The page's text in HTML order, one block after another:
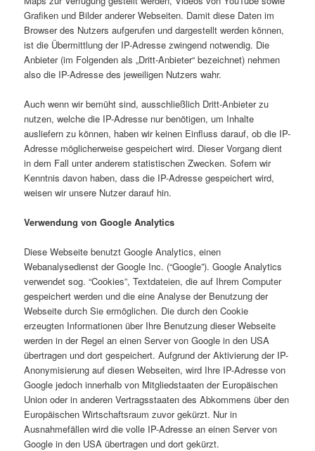
Grafiken und Bilder anderer Webseiten. Damit diese Daten im
Browser des Nutzers aufgerufen und dargestellt werden können,
ist die Übermittlung der IP-Adresse zwingend notwendig. Die
Anbieter (im Folgenden als „Dritt-Anbieter“ bezeichnet) nehmen
also die IP-Adresse des jeweiligen Nutzers wahr.
Auch wenn wir bemüht sind, ausschließlich Dritt-Anbieter zu
nutzen, welche die IP-Adresse nur benötigen, um Inhalte
ausliefern zu können, haben wir keinen Einfluss darauf, ob die IP-
Adresse möglicherweise gespeichert wird. Dieser Vorgang dient
in dem Fall unter anderem statistischen Zwecken. Sofern wir
Kenntnis davon haben, dass die IP-Adresse gespeichert wird,
weisen wir unsere Nutzer darauf hin.
Verwendung von Google Analytics
Diese Webseite benutzt Google Analytics, einen
Webanalysedienst der Google Inc. (“Google”). Google Analytics
verwendet sog. “Cookies”, Textdateien, die auf Ihrem Computer
gespeichert werden und die eine Analyse der Benutzung der
Webseite durch Sie ermöglichen. Die durch den Cookie
erzeugten Informationen über Ihre Benutzung dieser Webseite
werden in der Regel an einen Server von Google in den USA
übertragen und dort gespeichert. Aufgrund der Aktivierung der IP-
Anonymisierung auf diesen Webseiten, wird Ihre IP-Adresse von
Google jedoch innerhalb von Mitgliedstaaten der Europäischen
Union oder in anderen Vertragsstaaten des Abkommens über den
Europäischen Wirtschaftsraum zuvor gekürzt. Nur in
Ausnahmefällen wird die volle IP-Adresse an einen Server von
Google in den USA übertragen und dort gekürzt.